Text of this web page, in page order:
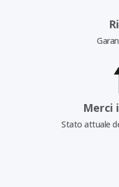
Merci
Stato attuale